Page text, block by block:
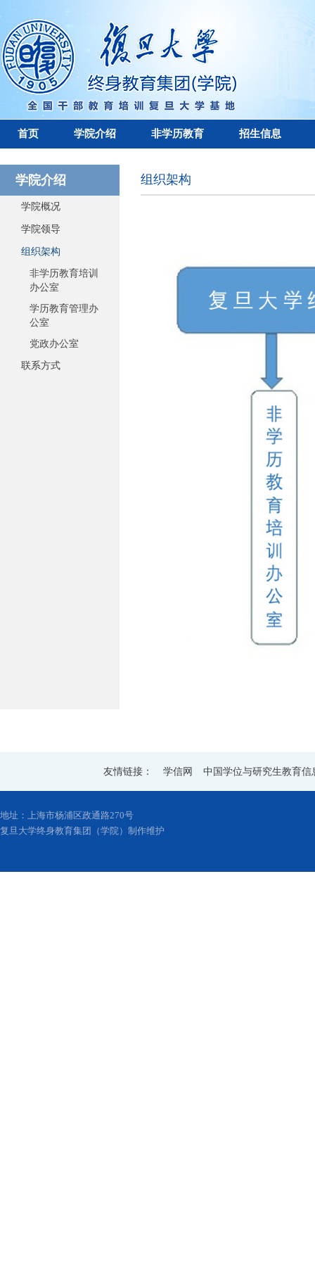
首页 学院介绍 非学历教育 招生信息
学院介绍
学院概况
学院领导
组织架构
非学历教育培训
办公室
学历教育管理办
公室
党政办公室
联系方式
组织架构
友情链接： 学信网 中国学位与研究生教育信
地址：上海市杨浦区政通路270号
复旦大学终身教育集团（学院）制作维护